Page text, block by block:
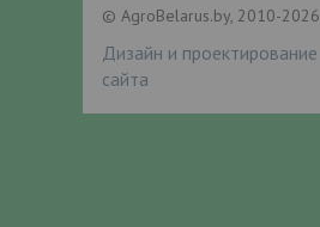
© AgroBelarus.by, 2010-2026
Дизайн и проектирование
сайта